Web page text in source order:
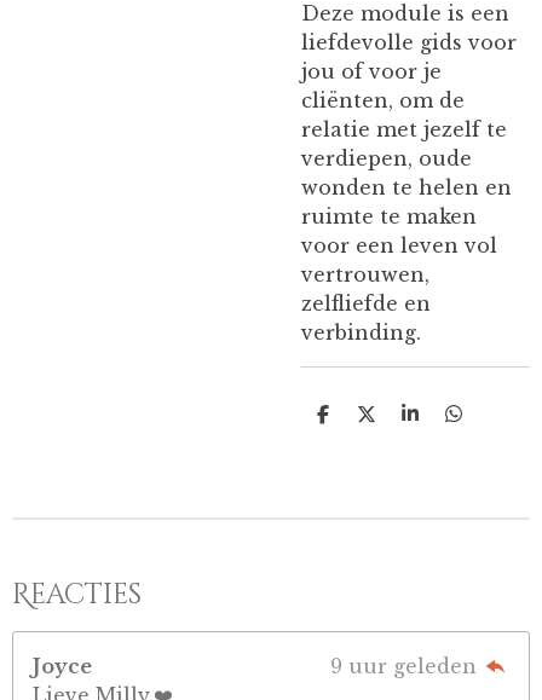
Deze module is een
liefdevolle gids voor
jou of voor je
cliënten, om de
relatie met jezelf te
verdiepen, oude
wonden te helen en
ruimte te maken
voor een leven vol
vertrouwen,
zelfliefde en
verbinding.
D
D
S
D
Reacties
Joyce
9 uur geleden
Lieve Milly,❤️